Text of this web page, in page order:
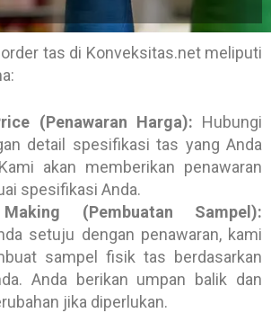
tas di Konveksitas.net meliputi
(Penawaran Harga): Hubungi
detail spesifikasi tas yang Anda
akan memberikan penawaran
spesifikasi Anda.
(Pembuatan Sampel):
setuju dengan penawaran, kami
sampel fisik tas berdasarkan
Anda berikan umpan balik dan
jika diperlukan.